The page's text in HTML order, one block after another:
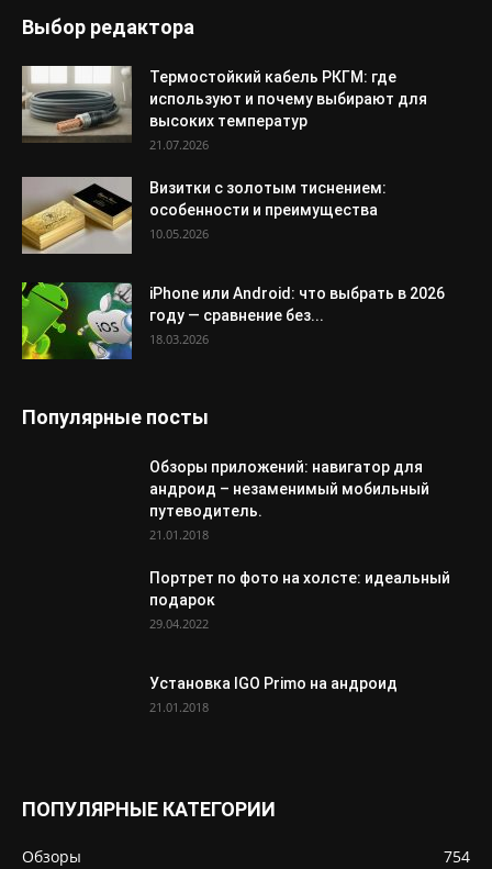
Выбор редактора
Термостойкий кабель РКГМ: где
используют и почему выбирают для
высоких температур
21.07.2026
Визитки с золотым тиснением:
особенности и преимущества
10.05.2026
iPhone или Android: что выбрать в 2026
году — сравнение без...
18.03.2026
Популярные посты
Обзоры приложений: навигатор для
андроид – незаменимый мобильный
путеводитель.
21.01.2018
Портрет по фото на холсте: идеальный
подарок
29.04.2022
Установка IGO Primo на андроид
21.01.2018
ПОПУЛЯРНЫЕ КАТЕГОРИИ
Обзоры
754